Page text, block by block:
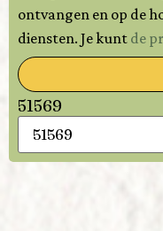
ontvangen en op de
diensten. Je kunt de
51569